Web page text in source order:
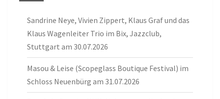
Sandrine Neye, Vivien Zippert, Klaus Graf und das
Klaus Wagenleiter Trio im Bix, Jazzclub,
Stuttgart am 30.07.2026
Masou & Leise (Scopeglass Boutique Festival) im
Schloss Neuenbürg am 31.07.2026